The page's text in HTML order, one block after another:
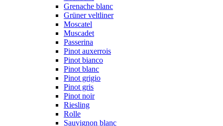
Grenache blanc
Grüner veltliner
Moscatel
Muscadet
Passerina
Pinot auxerrois
Pinot bianco
Pinot blanc
Pinot grigio
Pinot gris
Pinot noir
Riesling
Rolle
Sauvignon blanc